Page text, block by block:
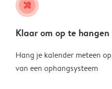
tools
Klaar om op te hangen
Hang je kalender meteen
van een ophangsysteem